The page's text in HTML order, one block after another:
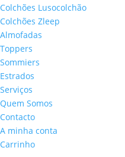
Colchões Lusocolchão
Colchões Zleep
Almofadas
Toppers
Sommiers
Estrados
Serviços
Quem Somos
Contacto
A minha conta
Carrinho